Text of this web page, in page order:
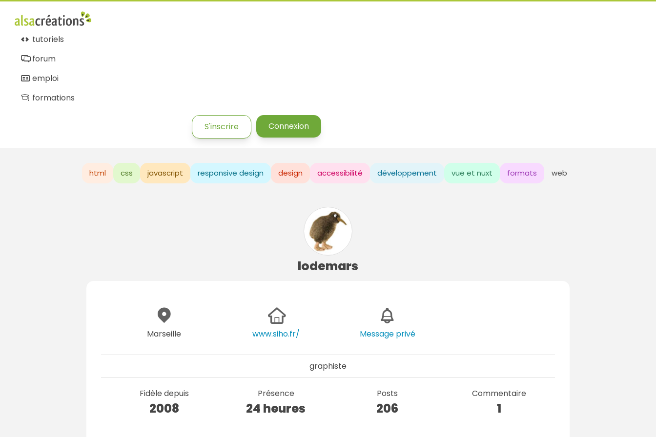
tutoriels
forum
emploi
formations
S'inscrire Connexion
html css javascript responsive design design accessibilité développement vue et nuxt formats web
lodemars
Marseille www.siho.fr/ Message privé
graphiste
Fidèle depuis
2008
Présence
24 heures
Posts
206
Commentaire
1